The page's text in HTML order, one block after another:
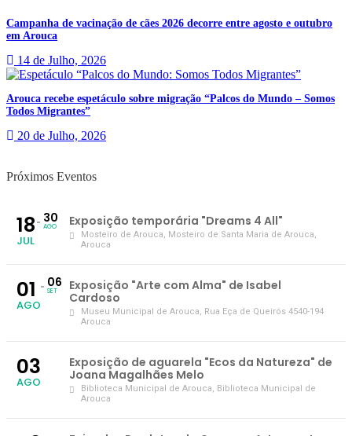
Campanha de vacinação de cães 2026 decorre entre agosto e outubro
em Arouca
14 de Julho, 2026
Arouca recebe espetáculo sobre migração “Palcos do Mundo – Somos
Todos Migrantes”
20 de Julho, 2026
Próximos Eventos
18
JUL
30
AGO Exposição temporária "Dreams 4 All"
Mosteiro de Arouca, Mosteiro de Santa Maria de Arouca,
Arouca
01
AGO
06
SET
Exposição "Arte com Alma" de Isabel
Cardoso
Museu Municipal de Arouca, Rua Eça de Queirós 4540-194
Arouca
03
AGO
Exposição de aguarela "Ecos da Natureza" de
Joana Magalhães Melo
Biblioteca Municipal de Arouca, Biblioteca Municipal de
Arouca